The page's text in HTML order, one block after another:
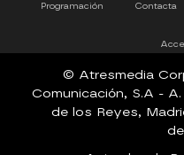
Programación Contacta
© Atresmedia
Comunicación, S.A - A.
de los Reyes,